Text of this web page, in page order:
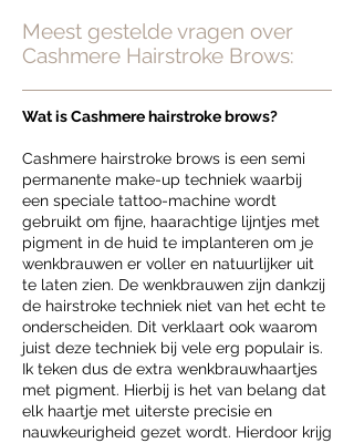
Meest gestelde vragen over
Cashmere Hairstroke Brows:
Wat is Cashmere hairstroke brows?
Cashmere hairstroke brows is een semi
permanente make-up techniek waarbij
een speciale tattoo-machine wordt
gebruikt om fijne, haarachtige lijntjes met
pigment in de huid te implanteren om je
wenkbrauwen er voller en natuurlijker uit
te laten zien. De wenkbrauwen zijn dankzij
de hairstroke techniek niet van het echt te
onderscheiden. Dit verklaart ook waarom
juist deze techniek bij vele erg populair is.
Ik teken dus de extra wenkbrauwhaartjes
met pigment. Hierbij is het van belang dat
elk haartje met uiterste precisie en
nauwkeurigheid gezet wordt. Hierdoor krijg